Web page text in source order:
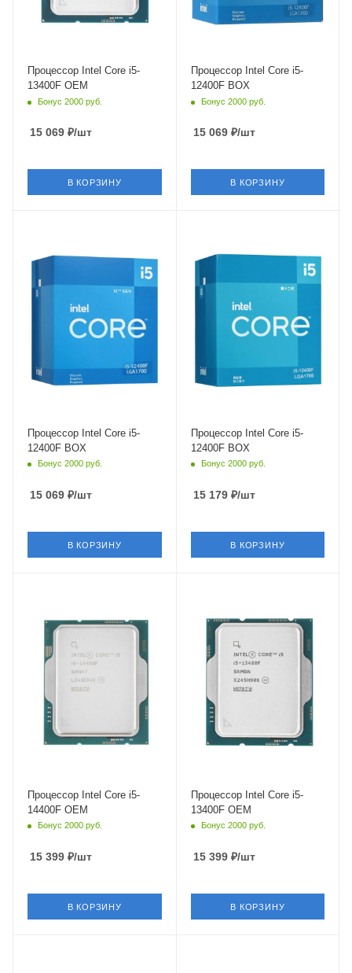
PCI Express
PCIe 5.0
Процессор Intel Core i5-
13400F OEM
Бонус 2000 руб.
15 069 ₽/шт
В КОРЗИНУ
PCI Express
PCIe 5.0
Процессор Intel Core i5-
12400F BOX
Бонус 2000 руб.
15 069₽/шт
В КОРЗИНУ
Intel Alder Lake-S
Максимальная частота в
турбо режиме
PCI Express
PCIe 5.0
Процессор Intel Core i5-
12400F BOX
Бонус 2000 руб.
15 069 ₽/шт
В КОРЗИНУ
Intel Alder Lake-S
Максимальная частота в
турбо режиме
PCI Express
PCIe 5.0
Процессор Intel Core i5-
12400F BOX
Бонус 2000 руб.
15 179₽/шт
В КОРЗИНУ
Ядро
Intel Raptor Lake-S
Максимальная частота в
турбо режиме
4.7 ГГц
Встроенный контроллер
PCI Express
PCIe 5.0
Процессор Intel Core i5-
14400F OEM
Бонус 2000 руб.
15 399 ₽/шт
В КОРЗИНУ
Ядро
Intel Alder Lake-S
Максимальная частота в
турбо режиме
4.6 ГГц
Встроенный контроллер
PCI Express
PCIe 5.0
Процессор Intel Core i5-
13400F OEM
Бонус 2000 руб.
15 399₽/шт
В КОРЗИНУ